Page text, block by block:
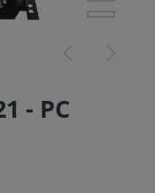
- PC